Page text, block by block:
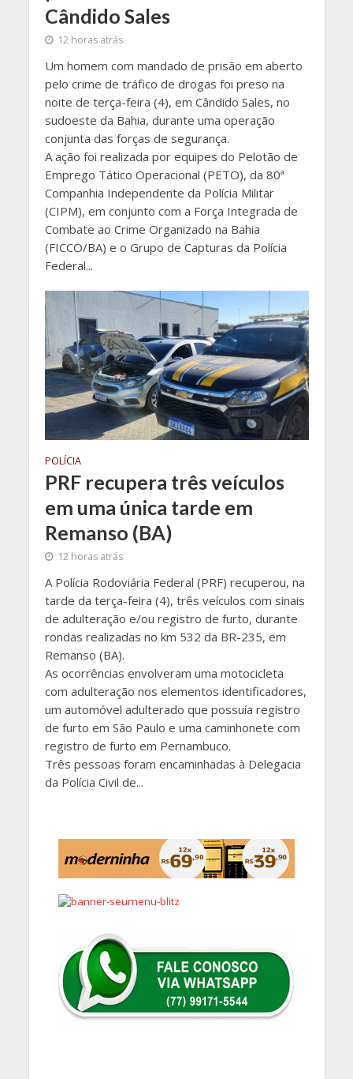
Cândido Sales
12 horas atrás
Um homem com mandado de prisão em aberto
pelo crime de tráfico de drogas foi preso na
noite de terça-feira (4), em Cândido Sales, no
sudoeste da Bahia, durante uma operação
conjunta das forças de segurança.
A ação foi realizada por equipes do Pelotão de
Emprego Tático Operacional (PETO), da 80ª
Companhia Independente da Polícia Militar
(CIPM), em conjunto com a Força Integrada de
Combate ao Crime Organizado na Bahia
(FICCO/BA) e o Grupo de Capturas da Polícia
Federal...
POLÍCIA
PRF recupera três veículos
em uma única tarde em
Remanso (BA)
12 horas atrás
A Polícia Rodoviária Federal (PRF) recuperou, na
tarde da terça-feira (4), três veículos com sinais
de adulteração e/ou registro de furto, durante
rondas realizadas no km 532 da BR-235, em
Remanso (BA).
As ocorrências envolveram uma motocicleta
com adulteração nos elementos identificadores,
um automóvel adulterado que possuía registro
de furto em São Paulo e uma caminhonete com
registro de furto em Pernambuco.
Três pessoas foram encaminhadas à Delegacia
da Polícia Civil de...